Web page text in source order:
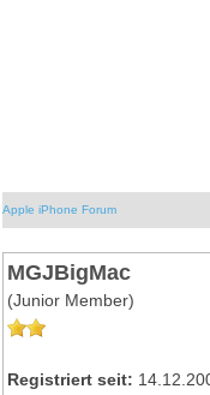
Apple iPhone Forum
MGJBigMac
(Junior Member)
Registriert seit: